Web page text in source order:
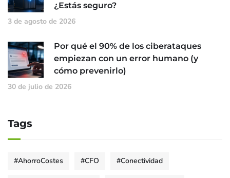
¿Estás seguro?
3 de agosto de 2026
Por qué el 90% de los ciberataques
empiezan con un error humano (y
cómo prevenirlo)
30 de julio de 2026
Tags
#AhorroCostes #CFO #Conectividad